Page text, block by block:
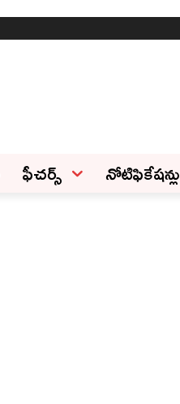
ఫీచ‌ర్స్ ‌ నోటిఫికేషన్లు